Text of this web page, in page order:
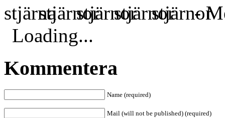
-
Loading...
Kommentera
Name (required)
Mail (will not be published) (required)